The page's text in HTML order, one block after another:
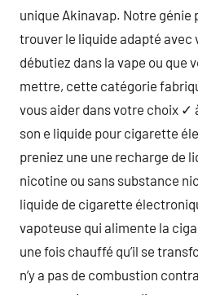
unique Akinavap. Notre génie
trouver le liquide adapté avec
débutiez dans la vape ou que
mettre, cette catégorie
vous aider dans votre choix
son e liquide pour cigarette
preniez une une recharge de
nicotine ou sans substance
liquide de cigarette
vapoteuse qui alimente la
une fois chauffé qu’il se
n’y a pas de combustion